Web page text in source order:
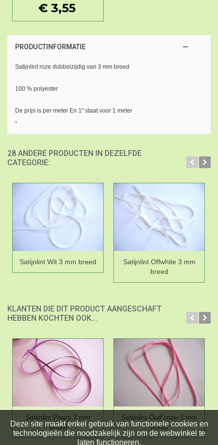
€ 3,55
PRODUCTINFORMATIE
Satijnlint roze dubbelzijdig van 3 mm breed
100 % polyester
De prijs is per meter En 1" staat voor 1 meter
"
28 ANDERE PRODUCTEN IN DEZELFDE
CATEGORIE:
Satijnlint Wit 3 mm breed
Satijnlint Offwhite 3 mm
breed
KLANTEN DIE DIT PRODUCT AANGESCHAFT
HEBBEN KOCHTEN OOK...
Satijnlint Paars 3 mm
breed
Satijnlint Oud roze 3 mm
breed
Deze site maakt enkel gebruik van functionele cookies en
technologieën die noodzakelijk zijn om de webwinkel te
laten functioneren.